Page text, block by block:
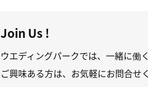
Join Us !
ウエディングパークでは、一緒に働
ご興味ある方は、お気軽にお問合せ